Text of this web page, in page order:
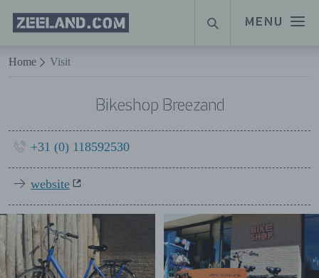
Naar hoofdinhoud
MENU
Homepage
Zeeland.com
ZOEKEN
Home Visit
Bikeshop Breezand
+31 (0) 118592530
website